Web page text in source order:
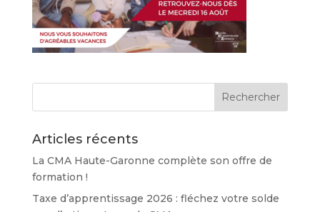
Articles récents
La CMA Haute-Garonne complète son offre de
formation !
Taxe d’apprentissage 2026 : fléchez votre solde